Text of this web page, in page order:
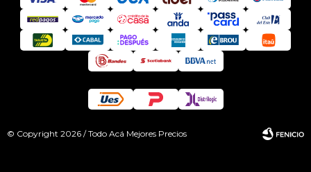
© Copyright 2026 / Todo Acá Mejores Precios